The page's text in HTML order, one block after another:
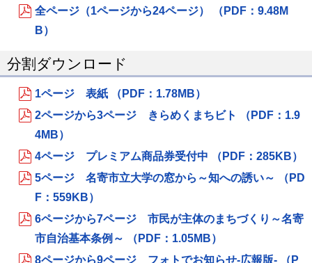
全ページ（1ページから24ページ） （PDF：9.48M
B）
分割ダウンロード
1ページ 表紙 （PDF：1.78MB）
2ページから3ページ きらめくまちビト （PDF：1.9
4MB）
4ページ プレミアム商品券受付中 （PDF：285KB）
5ページ 名寄市立大学の窓から～知への誘い～ （PD
F：559KB）
6ページから7ページ 市民が主体のまちづくり～名寄
市自治基本条例～ （PDF：1.05MB）
8ページから9ページ フォトでお知らせ‐広報版‐ （P